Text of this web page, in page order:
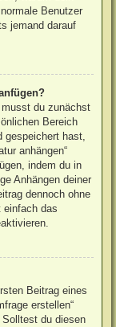
Benutzer
jemand darauf
du zunächst
Bereich
gespeichert hast,
anhängen“
indem du in
Anhängen deiner
dennoch ohne
einfach das
Beitrag eines
erstellen“
du diesen